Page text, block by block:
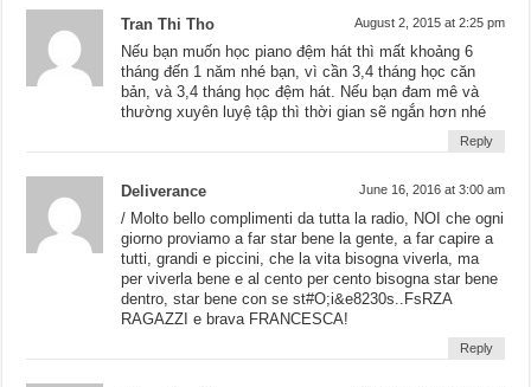
Tran Thi Tho August 2, 2015 at 2:25 pm
Nếu bạn muốn học piano đệm hát thì mất khoảng 6
tháng đến 1 năm nhé bạn, vì cần 3,4 tháng học căn
bản, và 3,4 tháng học đệm hát. Nếu bạn đam mê và
thường xuyên luyệ tập thì thời gian sẽ ngắn hơn nhé
Reply
Deliverance June 16, 2016 at 3:00 am
/ Molto bello complimenti da tutta la radio, NOI che ogni
giorno proviamo a far star bene la gente, a far capire a
tutti, grandi e piccini, che la vita bisogna viverla, ma
per viverla bene e al cento per cento bisogna star bene
dentro, star bene con se st#O;i&e8230s..FsRZA
RAGAZZI e brava FRANCESCA!
Reply